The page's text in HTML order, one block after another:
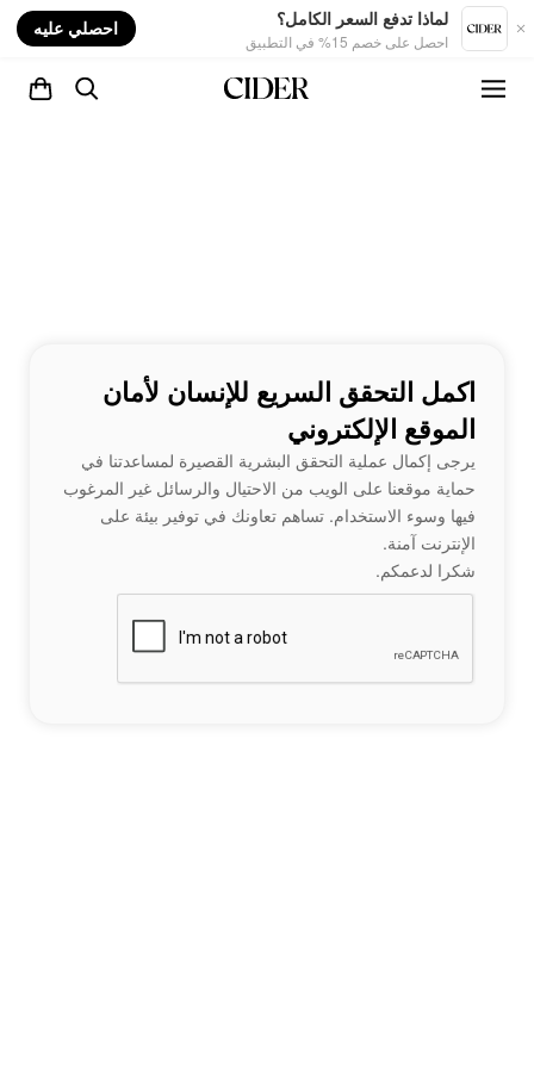
لماذا تدفع السعر الكامل؟
احصل على خصم 15% في التطبيق
احصلي عليه
اكمل التحقق السريع للإنسان لأمان
الموقع الإلكتروني
يرجى إكمال عملية التحقق البشرية القصيرة لمساعدتنا في
حماية موقعنا على الويب من الاحتيال والرسائل غير المرغوب
فيها وسوء الاستخدام. تساهم تعاونك في توفير بيئة على
الإنترنت آمنة.
شكرا لدعمكم.